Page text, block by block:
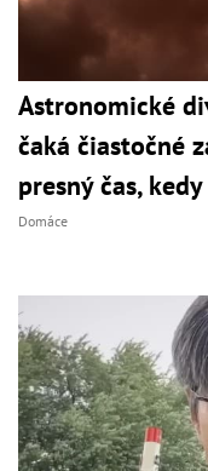
Astronomické
čaká čiastočné
presný čas,
Domáce